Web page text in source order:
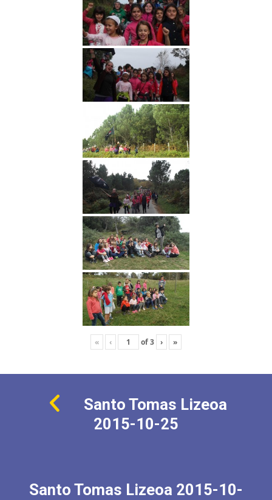
« ‹ of3 › »
Santo Tomas Lizeoa
2015-10-25
Santo Tomas Lizeoa 2015-10-